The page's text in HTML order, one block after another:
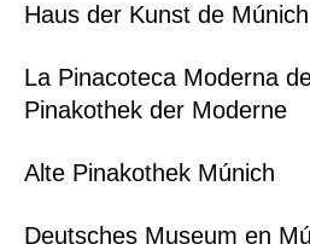
Haus der Kunst de Múnich
La Pinacoteca Moderna
Pinakothek der Moderne
Alte Pinakothek Múnich
Deutsches Museum en